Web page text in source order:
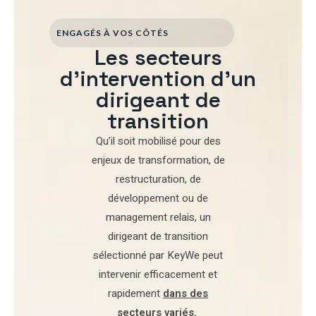
ENGAGÉS À VOS CÔTÉS
Les secteurs
d'intervention d'un
dirigeant de
transition
Qu’il soit mobilisé pourdes
enjeux de transformation, de
restructuration, de
développementou de
management relais, un
dirigeant de transition
sélectionné par KeyWe peut
intervenir efficacement et
rapidement dans des
secteurs variés.